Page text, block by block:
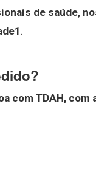
de saúde,
.
com TDAH,